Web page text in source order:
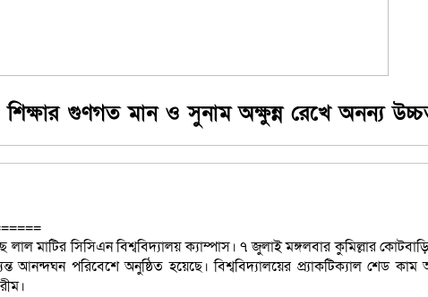
গুণগত মান ও সুনাম অক্ষুন্ন রেখে অনন্য
লাল মাটির সিসিএন বিশ্ববিদ্যালয় ক্যাম্পাস। ৭ জুলাই মঙ্গলবার কুমিল্লার
আনন্দঘন পরিবেশে অনুষ্ঠিত হয়েছে। বিশ্ববিদ্যালয়ের প্র্যাকটিক্যাল শেড